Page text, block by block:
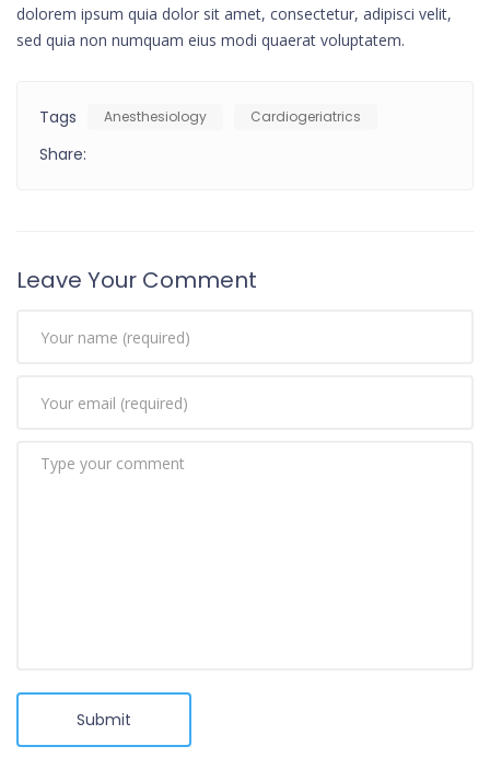
dolorem ipsum quia dolor sit amet, consectetur, adipisci velit,
sed quia non numquam eius modi quaerat voluptatem.
Tags Anesthesiology Cardiogeriatrics
Share:
Leave Your Comment
Submit